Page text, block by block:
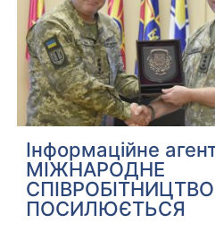
Інформаційне
МІЖНАРОДНЕ
СПІВРОБІТНИЦТВО
ПОСИЛЮЄТЬСЯ